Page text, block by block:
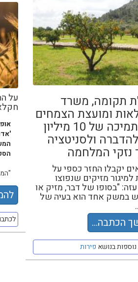
על תקומה, משרד
ומועצת הצמחים
יקצו תמיכה של 10 מיליון
ולסניטציה
נזקי המלחמה
יקבלו החזר כספי על
למיגור מזיקים שנפוצו
"בסופו של דבר, מזיק או
במשק אחד הוא בעיה של
הכתבה...
בנושא פירות